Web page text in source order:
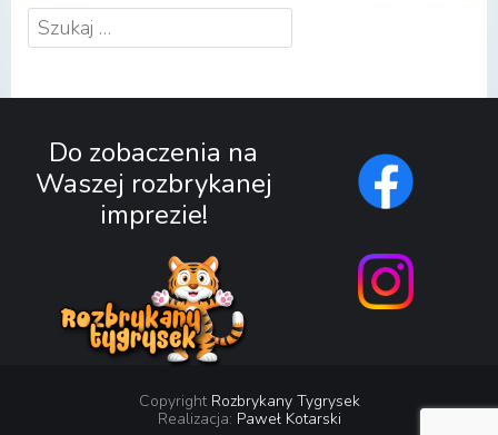
Szukaj:
Do zobaczenia na
Waszej rozbrykanej
imprezie!
Copyright Rozbrykany Tygrysek
Realizacja: Paweł Kotarski